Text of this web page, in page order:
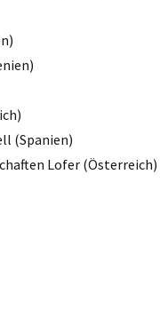
(Spanien)
Lofer (Österreich)